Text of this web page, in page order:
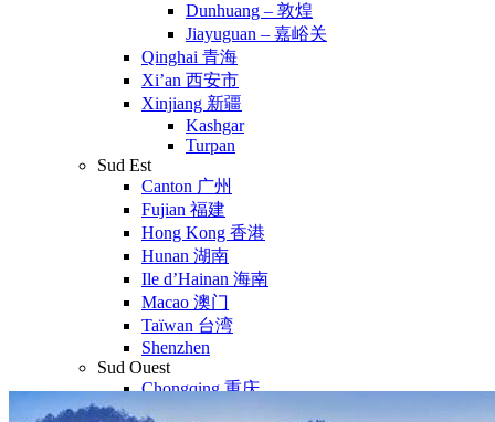
Dunhuang – 敦煌
Jiayuguan – 嘉峪关
Qinghai 青海
Xi’an 西安市
Xinjiang 新疆
Kashgar
Turpan
Sud Est
Canton 广州
Fujian 福建
Hong Kong 香港
Hunan 湖南
Ile d’Hainan 海南
Macao 澳门
Taïwan 台湾
Shenzhen
Sud Ouest
Chongqing 重庆
Guangxi 广西